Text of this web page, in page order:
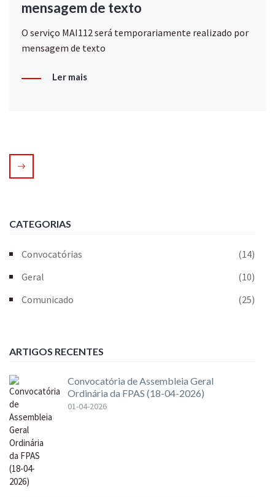
mensagem de texto
O serviço MAI112 será temporariamente realizado por
mensagem de texto
Ler mais
CATEGORIAS
Convocatórias
(14)
Geral
(10)
Comunicado
(25)
ARTIGOS RECENTES
Convocatória de Assembleia Geral
Ordinária da FPAS (18-04-2026)
01-04-2026